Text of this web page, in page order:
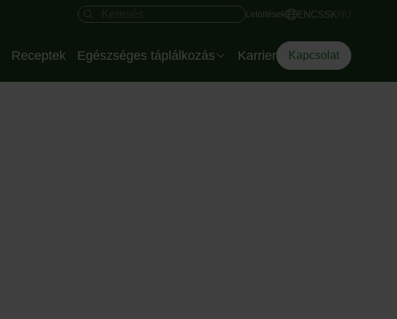
Keresés mező Gyors hozzáférés
Letöltések ENCSSK
Receptek Egészséges táplálkozás
Salátatálak rendezvényre
Karrier Kapcsolat